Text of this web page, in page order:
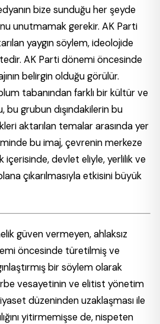
bize sunduğu her şeyde
unutmamak gerekir. AK Parti
yaygın söylem, ideolojide
AK Parti dönemi öncesinde
belirgin olduğu görülür.
tabanından farklı bir kültür ve
bu grubun dışındakilerin bu
aktarılan temalar arasında yer
bu imaj, çevrenin merkeze
içerisinde, devlet eliyle, yerlilik ve
çıkarılmasıyla etkisini büyük
güven vermeyen, ahlaksız
öncesinde türetilmiş ve
bir söylem olarak
vesayetinin ve elitist yönetim
düzeninden uzaklaşması ile
yitirmemişse de, nispeten